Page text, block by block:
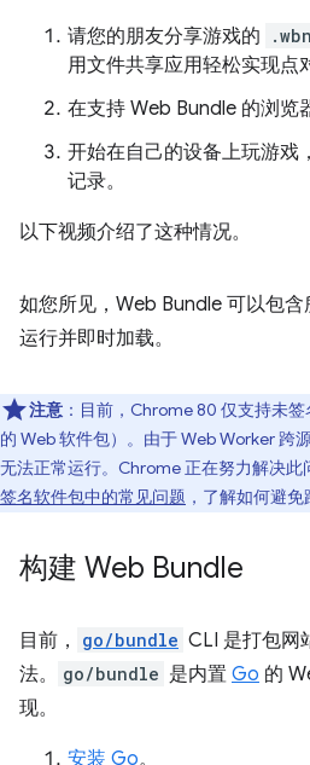
请您的朋友分享游戏的 .wbn
用文件共享应用轻松实现点
在支持 Web Bundle 的浏览
开始在自己的设备上玩游戏
记录。
以下视频介绍了这种情况。
如您所见，Web Bundle 可以包
运行并即时加载。
注意 ：目前，Chrome 80 仅支持未
的 Web 软件包）。由于 Web Worker 跨
无法正常运行。Chrome 正在努力解决此
签名软件包中的常见问题 ，了解如何避免
构建 Web Bundle
目前， go/bundle CLI 是打包网
法。
go/bundle 是内置 Go 的
现。
安装 Go。